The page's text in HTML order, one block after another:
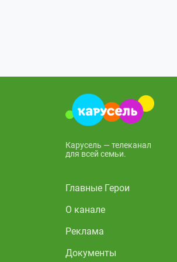
Карусель — телеканал
для всей семьи.
Главные Герои
О канале
Реклама
Документы